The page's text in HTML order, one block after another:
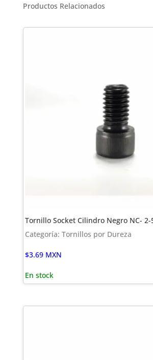
Productos Relacionados
Tornillo Socket Cilindro Negro NC- 2-
Categoría: Tornillos por Dureza
$3.69 MXN
En stock